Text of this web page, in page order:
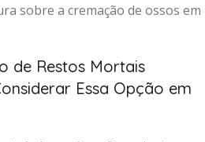
sobre a cremação de ossos em
de Restos Mortais
Essa Opção em